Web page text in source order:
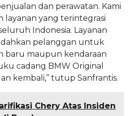
dan perawatan. Kami
layanan yang terintegrasi
Indonesia. Layanan
pelanggan untuk
baru maupun kendaraan
cadang BMW Original
kembali,” tutup Sanfrantis.
Chery Atas Insiden